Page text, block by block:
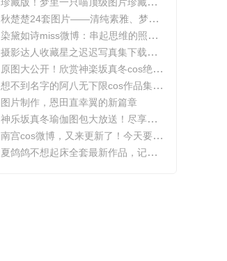
秋楚楚24套图片——清纯素雅、梦幻唯美，成就一张张经典美图。
染黛如诗miss微博：串起思维的照片收集
摄影达人收藏星之迟迟写真集下载，原图分享带来无限想象空间。
原图大公开！欣赏神楽坂真冬cos绝対服従的高清细节
想不到名字的阿八无下限cos作品集锦，带你领略不一般的角色扮演魅力
图片制作，恩田直幸翼的新篇章
神乐坂真冬瑜伽图包大放送！尽享原图精粹
南宫cos微博，又来更新了！今天要分享一些特别的东西哦。
夏鸽鸽不想起床全套最新作品，记录最美时光。